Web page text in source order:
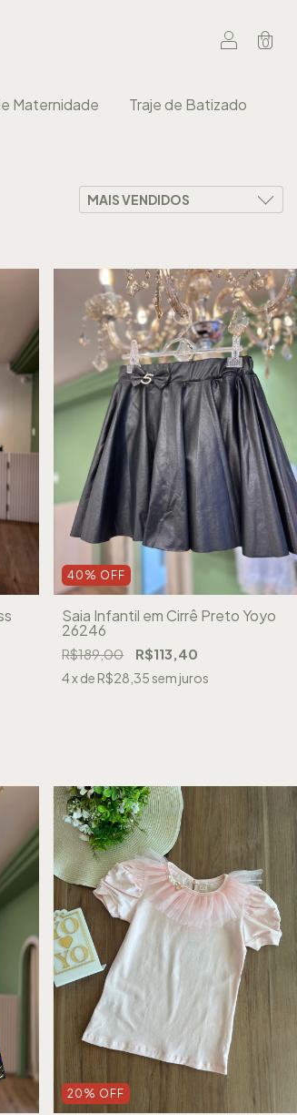
0
Maternidade
Traje de Batizado
40 % OFF
Saia Infantil em Cirrê Preto Yoyo
26246
R$189,00 R$113,40
4x de R$28,35sem juros
20 % OFF